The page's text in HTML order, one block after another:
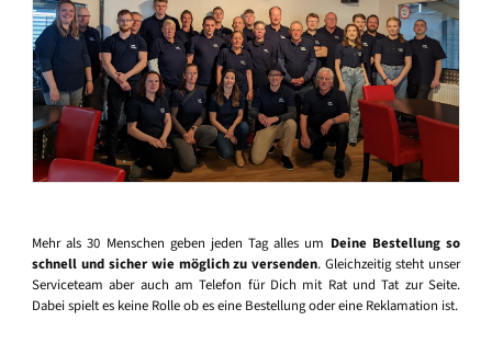
Mehr als 30 Menschen geben jeden Tag alles um Deine Bestellung so
schnell und sicher wie möglich zu versenden. Gleichzeitig steht unser
Serviceteam aber auch am Telefon für Dich mit Rat und Tat zur Seite.
Dabei spielt es keine Rolle ob es eine Bestellung oder eine Reklamation ist.